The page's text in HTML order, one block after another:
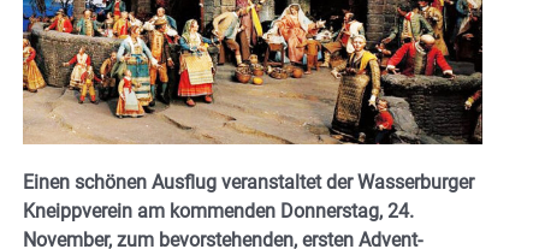
Einen schönen Ausflug veranstaltet der Wasserburger
Kneippverein am kommenden Donnerstag, 24.
November, zum bevorstehenden, ersten Advent-